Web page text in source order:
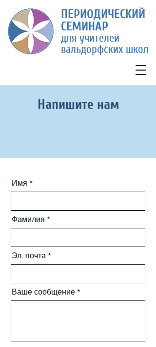
ПЕРИОДИЧЕСКИЙ
СЕМИНАР
для учителей
вальдорфских школ
Напишите нам
Имя
Фамилия
Эл. почта
Ваше сообщение